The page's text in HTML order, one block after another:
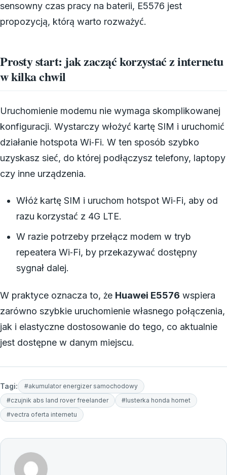
sensowny czas pracy na baterii, E5576 jest
propozycją, którą warto rozważyć.
Prosty start: jak zacząć korzystać z internetu
w kilka chwil
Uruchomienie modemu nie wymaga skomplikowanej
konfiguracji. Wystarczy włożyć kartę SIM i uruchomić
działanie hotspota Wi‑Fi. W ten sposób szybko
uzyskasz sieć, do której podłączysz telefony, laptopy
czy inne urządzenia.
Włóż kartę SIM i uruchom hotspot Wi‑Fi, aby od
razu korzystać z 4G LTE.
W razie potrzeby przełącz modem w tryb
repeatera Wi‑Fi, by przekazywać dostępny
sygnał dalej.
W praktyce oznacza to, że Huawei E5576 wspiera
zarówno szybkie uruchomienie własnego połączenia,
jak i elastyczne dostosowanie do tego, co aktualnie
jest dostępne w danym miejscu.
Tagi:
#akumulator energizer samochodowy
#czujnik abs land rover freelander
#lusterka honda hornet
#vectra oferta internetu